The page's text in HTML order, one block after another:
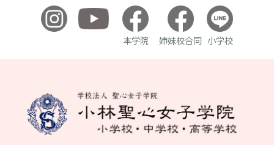
本学院 姉妹校合同 小学校